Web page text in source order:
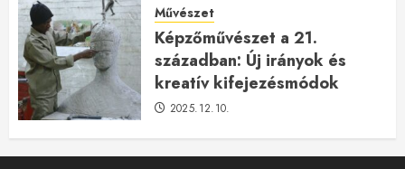
Művészet
Képzőművészet a 21.
században: Új irányok és
kreatív kifejezésmódok
2025.12.10.